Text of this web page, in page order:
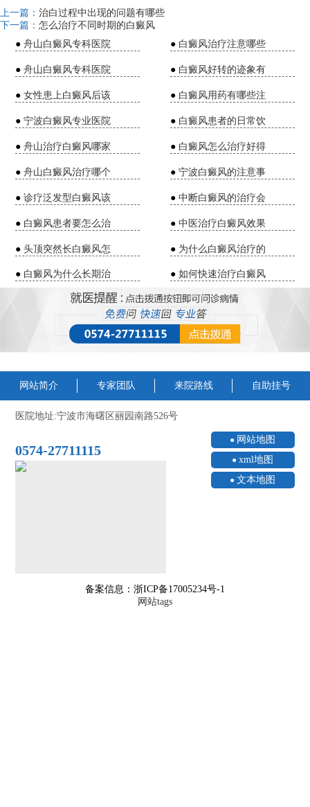
上一篇： 治白过程中出现的问题有哪些
下一篇： 怎么治疗不同时期的白癜风
●舟山白癜风专科医院 ● 白癜风治疗注意哪些
●舟山白癜风专科医院 ● 白癜风好转的迹象有
●女性患上白癜风后该 ● 白癜风用药有哪些注
●宁波白癜风专业医院 ● 白癜风患者的日常饮
●舟山治疗白癜风哪家 ● 白癜风怎么治疗好得
●舟山白癜风治疗哪个 ●宁波白癜风的注意事
●诊疗泛发型白癜风该 ●中断白癜风的治疗会
● 白癜风患者要怎么治 ●中医治疗白癜风效果
●头顶突然长白癜风怎 ● 为什么白癜风治疗的
● 白癜风为什么长期治 ●如何快速治疗白癜风
网站简介 专家团队 来院路线 自助挂号
医院地址:宁波市海曙区丽园南路526号
0574-27711115
网站地图
xml地图
文本地图
备案信息：浙ICP备17005234号-1
网站tags